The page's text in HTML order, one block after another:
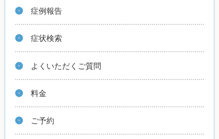
症例報告
症状検索
よくいただくご質問
料金
ご予約